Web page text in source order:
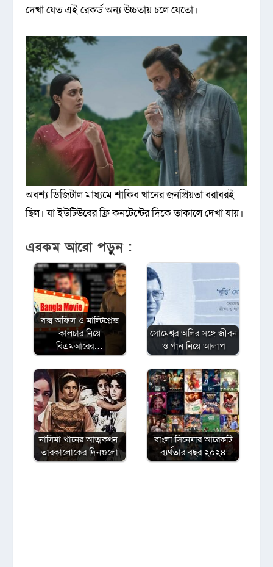
দেখা যেত এই রেকর্ড অন্য উচ্চতায় চলে যেতো।
অবশ্য ডিজিটাল মাধ্যমে শাকিব খানের জনপ্রিয়তা বরাবরই
ছিল। যা ইউটিউবের ফ্রি কনটেন্টের দিকে তাকালে দেখা যায়।
এরকম আরো পড়ুন :
বক্স অফিস ও মাল্টিপ্লেক্স
কালচার নিয়ে
বিএমআরের…
সোমেশ্বর অলির সঙ্গে জীবন
ও গান নিয়ে আলাপ
নাসিমা খানের আত্মকথন:
তারকালোকের দিনগুলো
বাংলা সিনেমার আরেকটি
ব্যর্থতার বছর ২০২৪